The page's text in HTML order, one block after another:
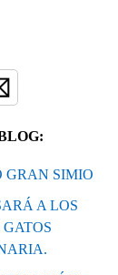
GRAN SIMIO
A LOS